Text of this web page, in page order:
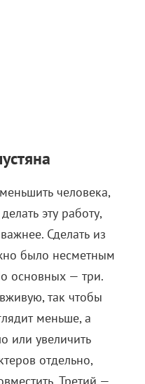
основных — три.
так чтобы
меньше, а
или увеличить
отдельно,
Третий —
Карлосона и
каждого подхода
не подходит — он в
производстве и,
мы